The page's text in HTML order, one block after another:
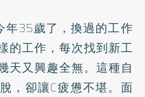
年35歲了，換過的工作
的工作，每次找到新工
天又興趣全無。這種自
，卻讓C疲憊不堪。面